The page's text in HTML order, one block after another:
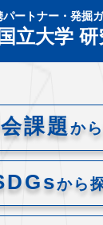
パートナー・発掘
立大学
課題か
から